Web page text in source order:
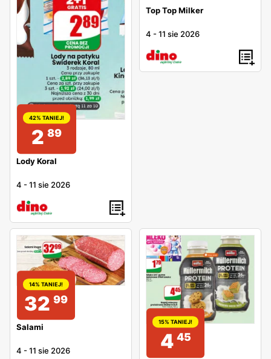
42% TANIEJ!
2 89
Lody Koral
4 -11 sie 2026
Top Top Milker
4 -11 sie 2026
14% TANIEJ!
32 99
Salami
4 -11 sie 2026
15% TANIEJ!
4 45